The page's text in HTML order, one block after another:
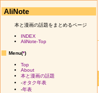
AliNote
本と漫画の話題をまとめるページ
INDEX
AliNote-Top
Menu(*)
Top
About
本と漫画の話題
-オタク年表
-年表